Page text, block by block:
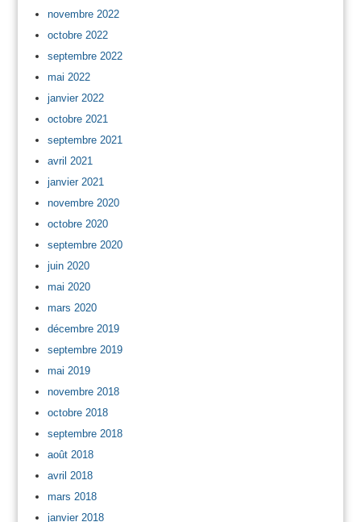
novembre 2022
octobre 2022
septembre 2022
mai 2022
janvier 2022
octobre 2021
septembre 2021
avril 2021
janvier 2021
novembre 2020
octobre 2020
septembre 2020
juin 2020
mai 2020
mars 2020
décembre 2019
septembre 2019
mai 2019
novembre 2018
octobre 2018
septembre 2018
août 2018
avril 2018
mars 2018
janvier 2018